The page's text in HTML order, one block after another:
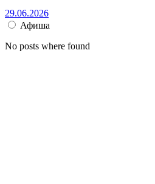
29.06.2026
Афиша
No posts where found